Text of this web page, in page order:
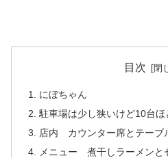
目次
にぼちゃん
駐車場は少し狭いけど10台ほ
店内 カウンター席とテーブ
メニュー 煮干しラーメンと